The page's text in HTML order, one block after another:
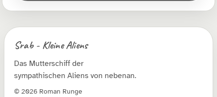
Srab - Kleine Aliens
Das Mutterschiff der
sympathischen Aliens von nebenan.
© 2026 Roman Runge